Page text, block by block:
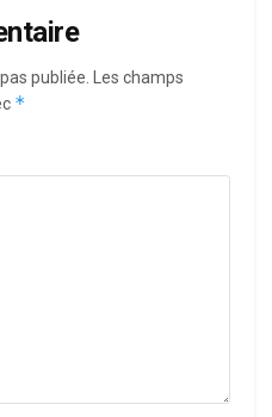
publiée. Les champs
*